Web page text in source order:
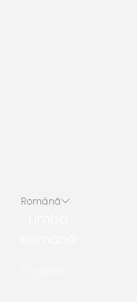
Română